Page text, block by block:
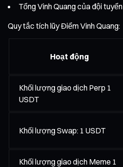
Tổng Vinh Quang của đội tuyển
Quy tắc tích lũy Điểm Vinh Quang:
Hoạt động
Khối lượng giao dịch Perp 1
USDT
Khối lượng Swap: 1 USDT
Khối lượng giao dịch Meme 1